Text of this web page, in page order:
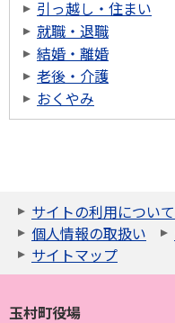
引っ越し・住まい
就職・退職
結婚・離婚
老後・介護
おくやみ
サイトの利用について
個人情報の取扱い
サイトマップ
玉村町役場